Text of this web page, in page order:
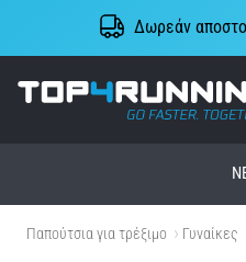
Δωρεάν
Παπούτσια για τρέξιμο Γυναίκες